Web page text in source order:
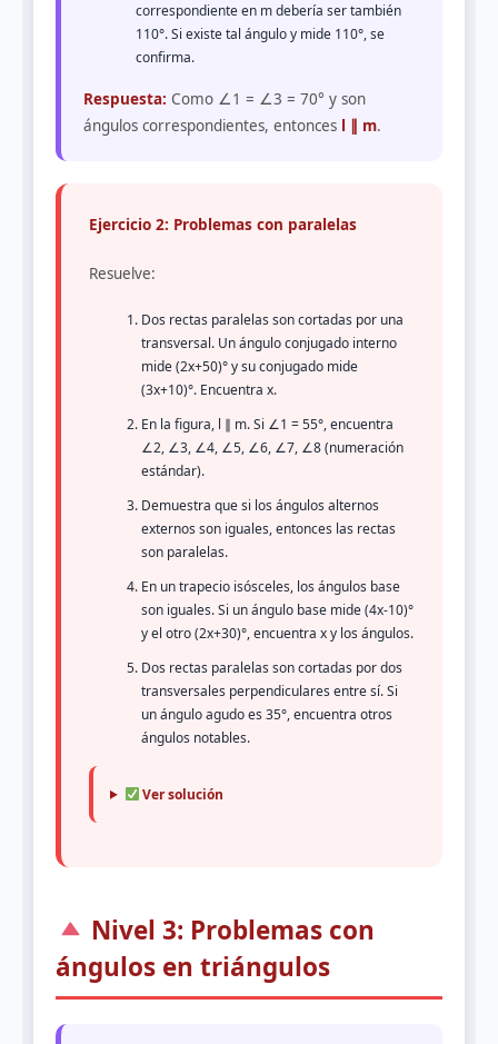
correspondiente en m debería ser también
110°. Si existe tal ángulo y mide 110°, se
confirma.
Respuesta: Como ∠1 = ∠3 = 70° y son
ángulos correspondientes, entonces
l ∥ m.
Ejercicio 2: Problemas con paralelas
Resuelve:
Dos rectas paralelas son cortadas por una
transversal. Un ángulo conjugado interno
mide (2x+50)° y su conjugado mide
(3x+10)°. Encuentra x.
En la figura, l ∥ m. Si ∠1 = 55°, encuentra
∠2, ∠3, ∠4, ∠5, ∠6, ∠7, ∠8 (numeración
estándar).
Demuestra que si los ángulos alternos
externos son iguales, entonces las rectas
son paralelas.
En un trapecio isósceles, los ángulos base
son iguales. Si un ángulo base mide (4x-10)°
y el otro (2x+30)°, encuentra x y los ángulos.
Dos rectas paralelas son cortadas por dos
transversales perpendiculares entre sí. Si
un ángulo agudo es 35°, encuentra otros
ángulos notables.
Ver solución
Nivel 3: Problemas con
ángulos en triángulos